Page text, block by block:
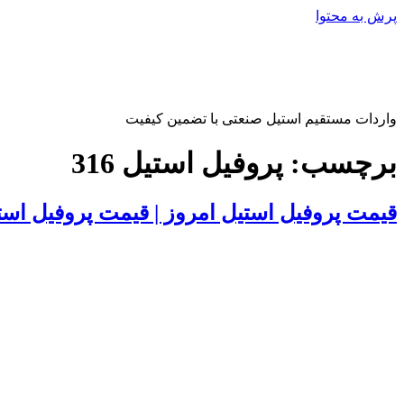
پرش به محتوا
واردات مستقیم استیل صنعتی با تضمین کیفیت
برچسب: پروفیل استیل 316
قیمت پروفیل استیل امروز | قیمت پروفیل استیل 304 | تاریخ 15